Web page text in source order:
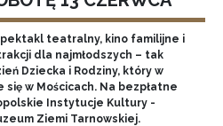
teatralny, kino familijne i
dla najmłodszych – tak
Dziecka i Rodziny, który w
w Mościcach. Na bezpłatne
Instytucje Kultury -
Ziemi Tarnowskiej.